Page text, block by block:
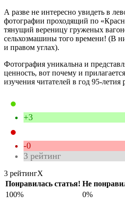
А разве не интересно увидеть в
фотографии проходящий по
тянущий вереницу груженых
сельхозмашины того времени! (В
и правом углах).
Фотография уникальна и
ценность, вот почему и
изучения читателей в год 95-летия
+3
-0
3 рейтинг
3 рейтингX
Понравилась статья! Не
100%
0%